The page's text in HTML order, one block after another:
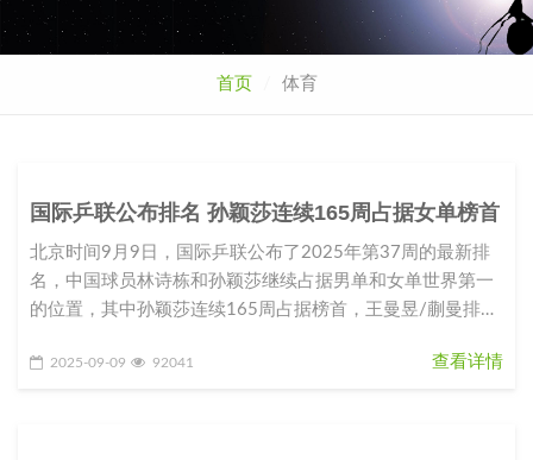
首页 体育
国际乒联公布排名 孙颖莎连续165周占据女单榜首
北京时间9月9日，国际乒联公布了2025年第37周的最新排
名，中国球员林诗栋和孙颖莎继续占据男单和女单世界第一
的位置，其中孙颖莎连续165周占据榜首，王曼昱/蒯曼排名
2025-09-09 92041 查看详情